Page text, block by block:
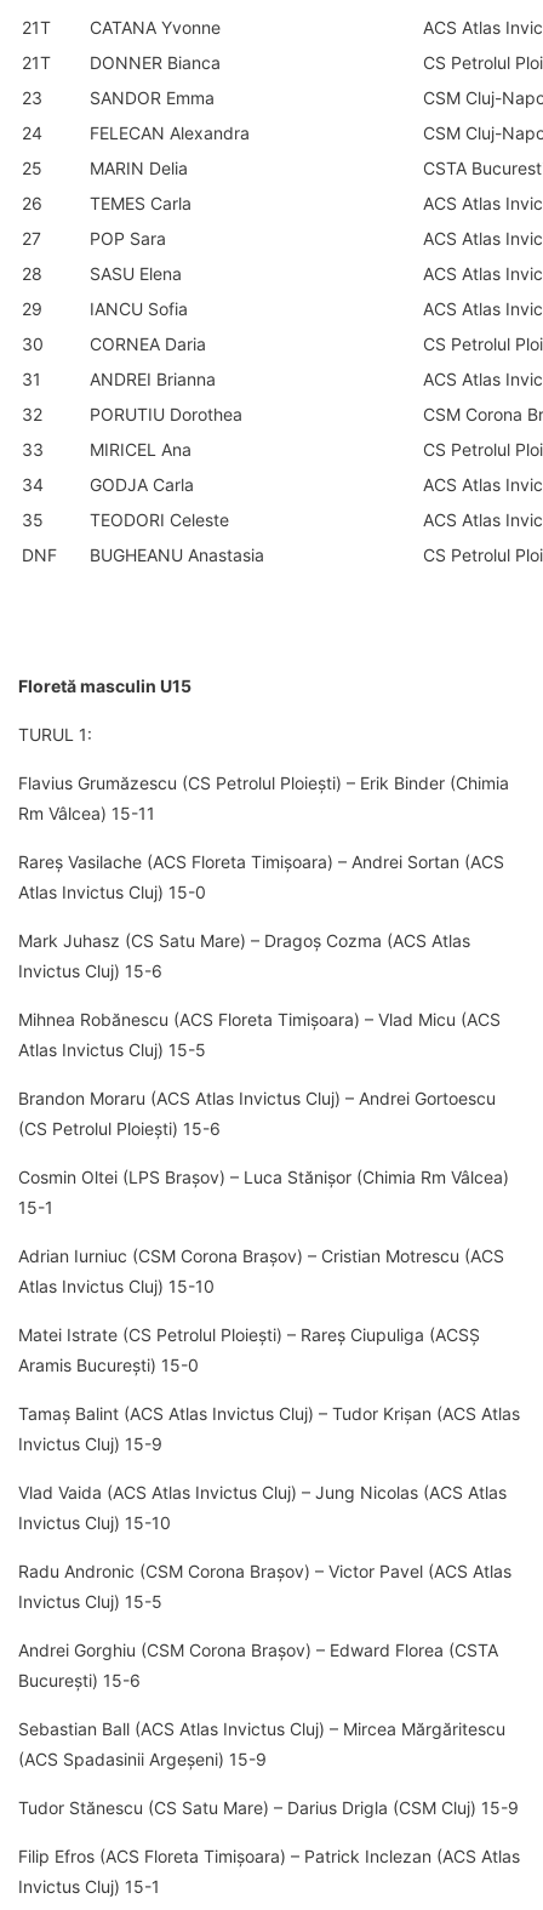
21T
CATANA Yvonne
ACS Atlas
21T
DONNER Bianca
CS Petrolul
23
SANDOR Emma
CSM Cluj-
24
FELECAN Alexandra
CSM Cluj-
25
MARIN Delia
CSTA
26
TEMES Carla
ACS Atlas
27
POP Sara
ACS Atlas
28
SASU Elena
ACS Atlas
29
IANCU Sofia
ACS Atlas
30
CORNEA Daria
CS Petrolul
31
ANDREI Brianna
ACS Atlas
32
PORUTIU Dorothea
CSM Corona
33
MIRICEL Ana
CS Petrolul
34
GODJA Carla
ACS Atlas
35
TEODORI Celeste
ACS Atlas
DNF
BUGHEANU Anastasia CS Petrolul
Floretă masculin U15
TURUL 1:
Flavius Grumăzescu (CS Petrolul Ploiești) – Erik Binder (Chimia
Rm Vâlcea) 15-11
Rareș Vasilache (ACS Floreta Timișoara) – Andrei Sortan (ACS
Atlas Invictus Cluj) 15-0
Mark Juhasz (CS Satu Mare) – Dragoș Cozma (ACS Atlas
Invictus Cluj) 15-6
Mihnea Robănescu (ACS Floreta Timișoara) – Vlad Micu (ACS
Atlas Invictus Cluj) 15-5
Brandon Moraru (ACS Atlas Invictus Cluj) – Andrei Gortoescu
(CS Petrolul Ploiești) 15-6
Cosmin Oltei (LPS Brașov) – Luca Stănișor (Chimia Rm Vâlcea)
15-1
Adrian Iurniuc (CSM Corona Brașov) – Cristian Motrescu (ACS
Atlas Invictus Cluj) 15-10
Matei Istrate (CS Petrolul Ploiești) – Rareș Ciupuliga (ACSȘ
Aramis București) 15-0
Tamaș Balint (ACS Atlas Invictus Cluj) – Tudor Krișan (ACS Atlas
Invictus Cluj) 15-9
Vlad Vaida (ACS Atlas Invictus Cluj) – Jung Nicolas (ACS Atlas
Invictus Cluj) 15-10
Radu Andronic (CSM Corona Brașov) – Victor Pavel (ACS Atlas
Invictus Cluj) 15-5
Andrei Gorghiu (CSM Corona Brașov) – Edward Florea (CSTA
București) 15-6
Sebastian Ball (ACS Atlas Invictus Cluj) – Mircea Mărgăritescu
(ACS Spadasinii Argeșeni) 15-9
Tudor Stănescu (CS Satu Mare) – Darius Drigla (CSM Cluj) 15-9
Filip Efros (ACS Floreta Timișoara) – Patrick Inclezan (ACS Atlas
Invictus Cluj) 15-1